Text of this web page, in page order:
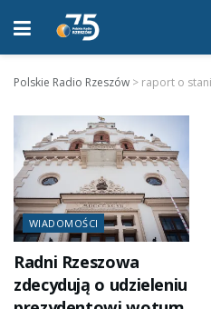
Polskie Radio Rzeszów > raport o
WIADOMOŚCI
Radni Rzeszowa
zdecydują o udzieleniu